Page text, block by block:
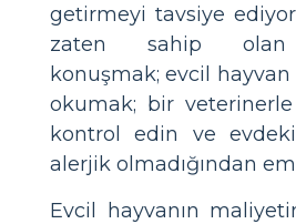
getirmeyi tavsiye
zaten sahip olan
konuşmak; evcil
okumak; bir
kontrol edin ve
alerjik olmadığından
Evcil hayvanın